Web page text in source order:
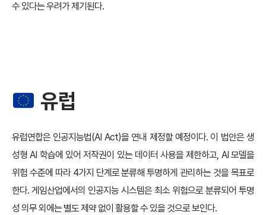
수 있다는 우려가 제기된다.
유럽
유럽연합은 인공지능법(AI Act)을 연내 제정할 예정이다. 이 법안은 생
성형 AI 학습에 있어 저작권이 있는 데이터 사용을 제한하고, AI 모델을
위험 수준에 따라 4가지 단계로 분류해 투명하게 관리하는 것을 목표로
한다. 게임산업에서의 인공지능 시스템은 최소 위험으로 분류되어 투명
성 의무 외에는 별도 제약 없이 활용할 수 있을 것으로 보인다.